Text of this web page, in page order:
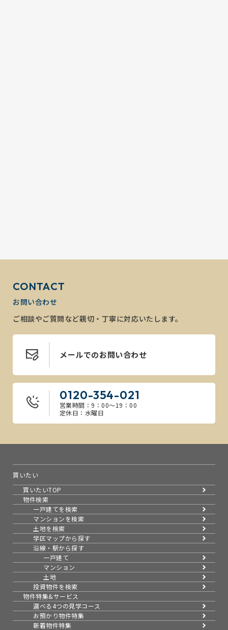
CONTACT
お問い合わせ
ご相談やご質問など親切・丁寧に対応いたします。
メールでのお問い合わせ
0120-354-021
営業時間：9：00～19：00
定休日：水曜日
買いたい
買いたいTOP
物件検索
一戸建てを検索
マンションを検索
土地を検索
学区マップから探す
沿線・駅から探す
一戸建て
マンション
土地
投資物件を検索
物件特集&サービス
選べる4つの見学コース
お預かり物件特集
新着物件特集